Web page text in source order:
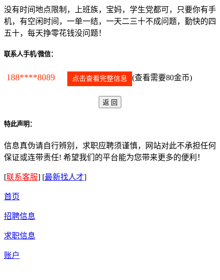
没有时间地点限制，上班族，宝妈，学生党都可，只要你有手
机，有空闲时间，一单一结，一天二三十不成问题，勤快的四
五十，每天挣零花钱没问题！
联系人手机/微信：
188****8089 点击查看完整信息 (查看需要80金币)
特此声明：
信息真伪请自行辨别，求职应聘须谨慎，网站对此不承担任何
保证或连带责任! 希望我们的平台能为您带来更多的便利！
[联系客服] [最新找人才]
首页
招聘信息
求职信息
账户